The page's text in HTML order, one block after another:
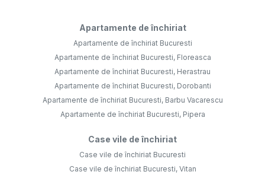
Apartamente de închiriat
Apartamente de închiriat Bucuresti
Apartamente de închiriat Bucuresti, Floreasca
Apartamente de închiriat Bucuresti, Herastrau
Apartamente de închiriat Bucuresti, Dorobanti
Apartamente de închiriat Bucuresti, Barbu Vacarescu
Apartamente de închiriat Bucuresti, Pipera
Case vile de închiriat
Case vile de închiriat Bucuresti
Case vile de închiriat Bucuresti, Vitan